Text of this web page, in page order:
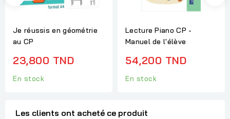
Je réussis en géométrie
au CP
23,800 TND
En stock
Lecture Piano CP -
Manuel de l'élève
54,200 TND
En stock
Les clients ont acheté ce produit